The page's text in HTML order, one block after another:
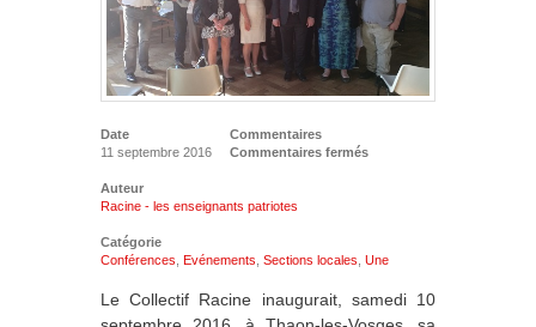
Date
11 septembre 2016
Commentaires
Commentaires fermés
Auteur
Racine - les enseignants patriotes
Catégorie
Conférences Evénements Sections locales Une
Le Collectif Racine inaugurait, samedi 10